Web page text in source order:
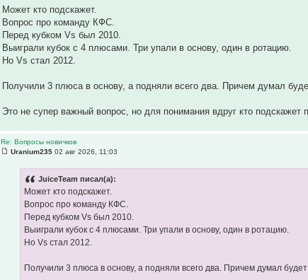
Может кто подскажет.
Вопрос про команду КФС.
Перед кубком Vs был 2010.
Выиграли кубок с 4 плюсами. Три упали в основу, один в ротацию.
Но Vs стал 2012.
Получили 3 плюса в основу, а подняли всего два. Причем думал
Это не супер важный вопрос, но для понимания вдруг кто подскажет
Re: Вопросы новичков
Uranium235 02 авг 2026, 11:03
JuiceTeam писал(а):
Может кто подскажет.
Вопрос про команду КФС.
Перед кубком Vs был 2010.
Выиграли кубок с 4 плюсами. Три упали в основу, один в ротацию.
Но Vs стал 2012.
Получили 3 плюса в основу, а подняли всего два. Причем думал